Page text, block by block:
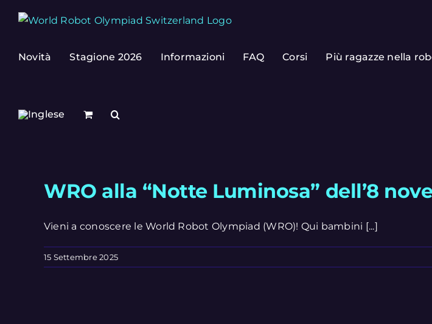
Novità
Stagione 2026 Informazioni FAQ Corsi Più ragazze nella
WRO alla “Notte Luminosa” dell’8
Vieni a conoscere le World Robot Olympiad (WRO)! Qui bambini [...]
15 Settembre 2025